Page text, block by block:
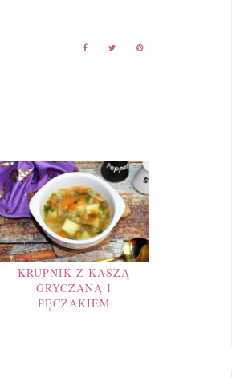
KRUPNIK Z KASZĄ
GRYCZANĄ I
PĘCZAKIEM